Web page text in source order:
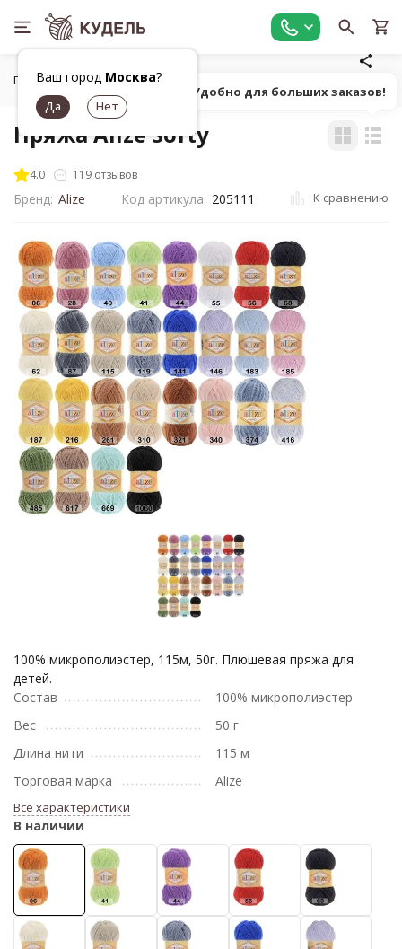
Ваш город Москва?
Главная Все для вязания
Пряжа Alize Softy
4.0 119 отзывов
Бренд: Alize Код артикула: 205111 К сравнению
100% микрополиэстер, 115м, 50г. Плюшевая пряжа для
детей.
Состав
100% микрополиэстер
Вес
50 г
Длина нити
115 м
Торговая марка
Alize
Все характеристики
В наличии
Попробуй! Удобно для больших заказов!